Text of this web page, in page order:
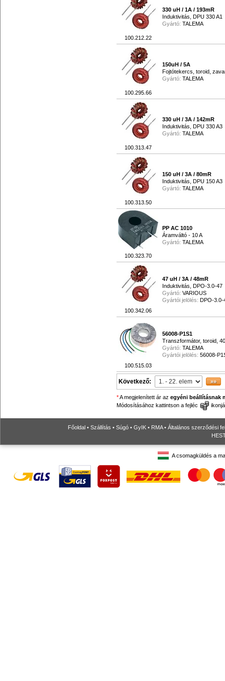
100.212.22
330 uH / 1A / 193mR
Induktivitás, DPU 330 A1
Gyártó: TALEMA
100.295.66
150uH / 5A
Fojtótekercs, toroid,
Gyártó: TALEMA
100.313.47
330 uH / 3A / 142mR
Induktivitás, DPU 330 A3
Gyártó: TALEMA
100.313.50
150 uH / 3A / 80mR
Induktivitás, DPU 150 A3
Gyártó: TALEMA
100.323.70
PP AC 1010
Áramváltó - 10 A
Gyártó: TALEMA
100.342.06
47 uH / 3A / 48mR
Induktivitás, DPO-3.0-47
Gyártó: VARIOUS
Gyártói jelölés: DPO-3.0-
100.515.03
56008-P1S1
Transzformátor, toroid,
Gyártó: TALEMA
Gyártói jelölés: 56008-
Következő:
*A megjelenített ár az egyéni beállításnak
Módosításához kattintson a fejléc
Főoldal • Szállítás • Súgó • GyIK • RMA• Általános szerződési
A csomagküldés a